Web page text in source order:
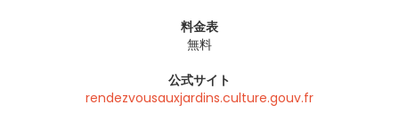
料金表
無料
公式サイト
rendezvousauxjardins.culture.gouv.fr